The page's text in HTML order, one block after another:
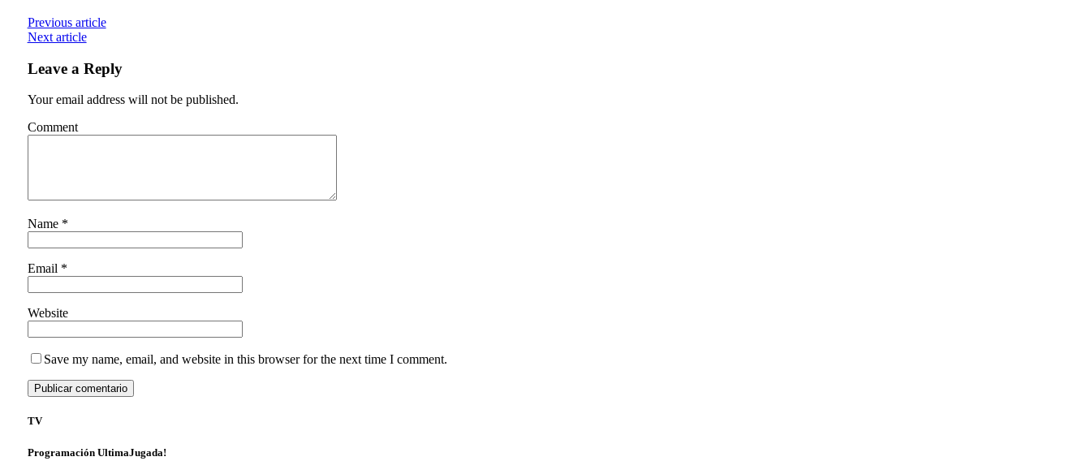
Previous article
Next article
Leave a Reply
Your email address will not be published.
Comment
Name *
Email *
Website
Save my name, email, and website in this browser for the next time I comment.
TV
Programación UltimaJugada!